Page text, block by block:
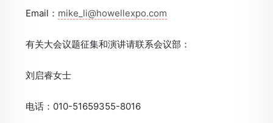
Email： mike_li@howellexpo.com
有关大会议题征集和演讲请联系会议部：
刘启睿女士
电话：010-51659355-8016